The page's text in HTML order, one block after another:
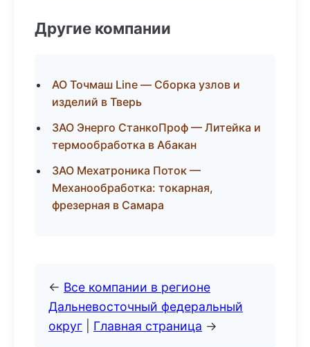
Другие компании
АО Точмаш Line — Сборка узлов и
изделий в Тверь
ЗАО Энерго СтанкоПроф — Литейка и
термообработка в Абакан
ЗАО Мехатроника Поток —
Механообработка: токарная,
фрезерная в Самара
← Все компании в регионе
Дальневосточный федеральный
округ
Главная страница →